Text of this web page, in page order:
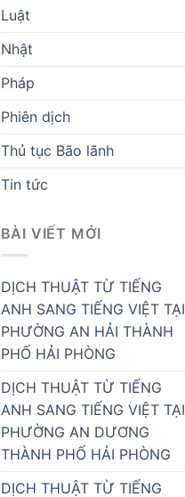
Luật
Nhật
Pháp
Phiên dịch
Thủ tục Bão lãnh
Tin tức
BÀI VIẾT MỚI
DỊCH THUẬT TỪ TIẾNG
ANH SANG TIẾNG VIỆT TẠI
PHƯỜNG AN HẢI THÀNH
PHỐ HẢI PHÒNG
DỊCH THUẬT TỪ TIẾNG
ANH SANG TIẾNG VIỆT TẠI
PHƯỜNG AN DƯƠNG
THÀNH PHỐ HẢI PHÒNG
DỊCH THUẬT TỪ TIẾNG